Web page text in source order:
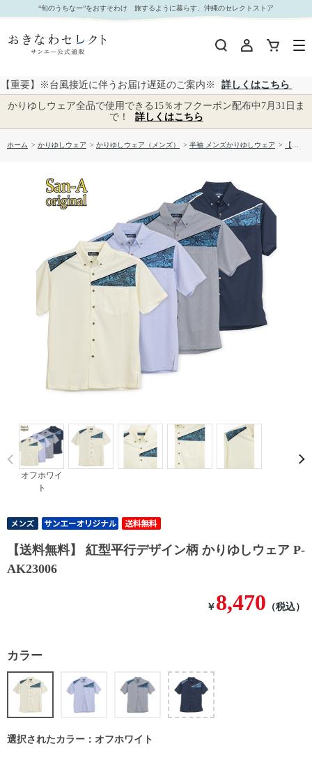
【送料無料】 紅型平行デザイン柄 かりゆしウェア P-AK23006｜おきなわセレクト サンエー公
式通販
“旬のうちなー”をおすそわけ 旅するように暮らす、沖縄のセレクトストア
【重要】※台風接近に伴うお届け遅延のご案内※
詳しくはこちら
かりゆしウェア全品で使用できる15％オフクーポン配布中7月31日ま
で！
詳しくはこちら
ホーム > かりゆしウェア > かりゆしウェア（メンズ） > 半袖 メンズかりゆしウェア > 【送料無料】 紅型平行デザイン柄 かりゆしウェア P-AK23006
オフホワイ
ト
Prev
【送料無料】 紅型平行デザイン柄 かりゆしウェア P-
AK23006
￥ 8,470 （税込）
カラー
選択されたカラー：オフホワイト